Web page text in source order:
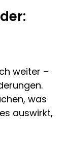
weiter –
was
auswirkt,